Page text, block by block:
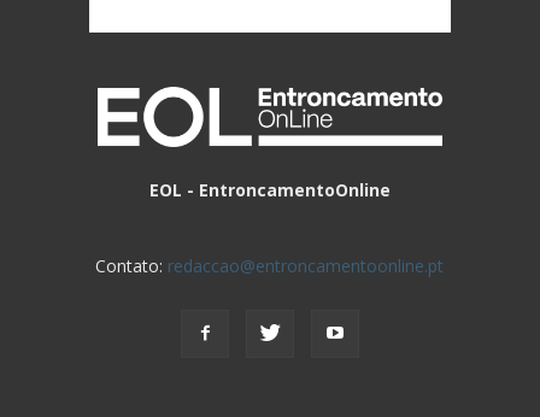
EOL - EntroncamentoOnline
Contato: redaccao@entroncamentoonline.pt